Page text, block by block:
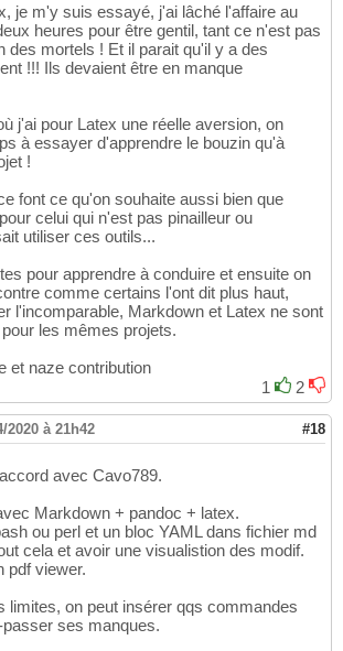
je m'y suis essayé, j'ai lâché l'affaire au
heures pour être gentil, tant ce n'est pas
des mortels ! Et il parait qu'il y a des
!!! Ils devaient être en manque
j'ai pour Latex une réelle aversion, on
à essayer d'apprendre le bouzin qu'à
!
font ce qu'on souhaite aussi bien que
celui qui n'est pas pinailleur ou
utiliser ces outils...
pour apprendre à conduire et ensuite on
comme certains l'ont dit plus haut,
l'incomparable, Markdown et Latex ne sont
les mêmes projets.
et naze contribution
1
2
2020 à 21h42 #18
avec Cavo789.
Markdown + pandoc + latex.
ou perl et un bloc YAML dans fichier md
cela et avoir une visualistion des modif.
pdf viewer.
limites, on peut insérer qqs commandes
ses manques.